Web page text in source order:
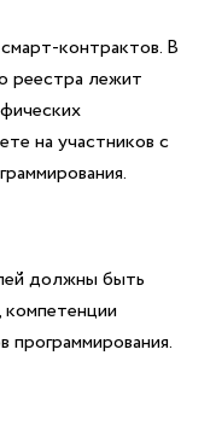
контрактов. В
реестра лежит
на участников с
должны быть
программирования.